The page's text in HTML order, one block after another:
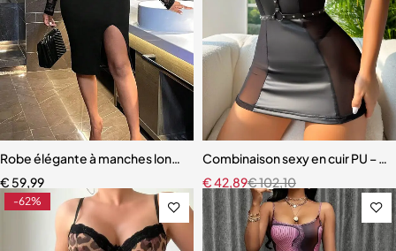
Robe élégante à manches longues pour femmes, taille hanche, sexy
€ 59,99
Combinaison sexy en cuir PU –
€102,10
€42,89
-62%